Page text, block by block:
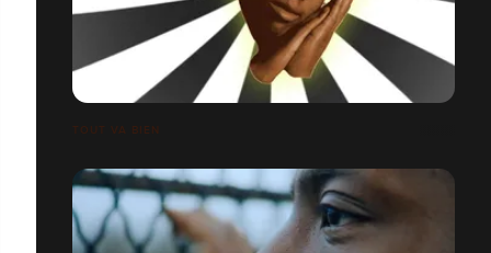
TOUT VA BIEN